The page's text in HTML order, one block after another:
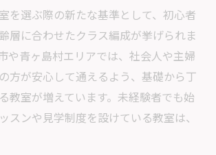
い趣味で充実した日々を実現
教室と手芸の両立で得られる日常の
立できるバレエ教室の活用アイデ
日常に取り入れやすいバレエ教室の
を選ぶ際の新たな基準として、初心者
層に合わせたクラス編成が挙げられま
や青ヶ島村エリアでは、社会人や主婦
方が安心して通えるよう、基礎から丁
教室が増えています。未経験者でも始
スンや見学制度を設けている教室は、